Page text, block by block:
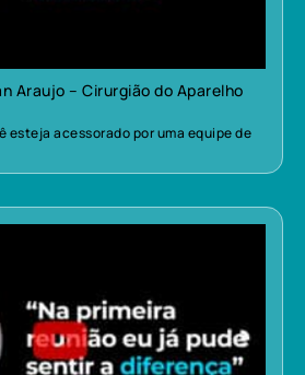
Araujo – Cirurgião do Aparelho
esteja acessorado por uma equipe de